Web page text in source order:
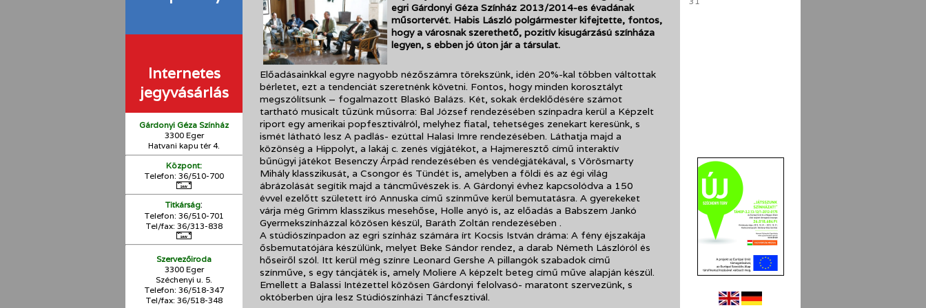
Internetes
jegyvásárlás
Gárdonyi Géza Színház
3300 Eger
Hatvani kapu tér 4.
Központ:
Telefon: 36/510-700
Titkárság:
Telefon: 36/510-701
Tel/fax: 36/313-838
Szervezőiroda
3300 Eger
Széchenyi u. 5.
Telefon: 36/518-347
Tel/fax: 36/518-348
egri Gárdonyi Géza Színház 2013/2014-es évadának
műsortervét. Habis László polgármester kifejtette, fontos,
hogy a városnak szerethető, pozitív kisugárzású színháza
legyen, s ebben jó úton jár a társulat.
Előadásainkkal egyre nagyobb nézőszámra törekszünk, idén 20%-kal többen váltottak
bérletet, ezt a tendenciát szeretnénk követni. Fontos, hogy minden korosztályt
megszólítsunk – fogalmazott Blaskó Balázs. Két, sokak érdeklődésére számot
tartható musicalt tűzünk műsorra: Bal József rendezésében színpadra kerül a Képzelt
riport egy amerikai popfesztiválról, melyhez fiatal, tehetséges zenekart keresünk, s
ismét látható lesz A padlás- ezúttal Halasi Imre rendezésében. Láthatja majd a
közönség a Hippolyt, a lakáj c. zenés vígjátékot, a Hajmeresztő című interaktív
bűnügyi játékot Besenczy Árpád rendezésében és vendégjátékával, s Vörösmarty
Mihály klasszikusát, a Csongor és Tündét is, amelyben a földi és az égi világ
ábrázolását segítik majd a táncművészek is. A Gárdonyi évhez kapcsolódva a 150
évvel ezelőtt született író Annuska című színműve kerül bemutatásra. A gyerekeket
várja még Grimm klasszikus mesehőse, Holle anyó is, az előadás a Babszem Jankó
Gyermekszínházzal közösen készül, Baráth Zoltán rendezésében .
A stúdiószínpadon az egri színház számára írt Kocsis István dráma: A fény éjszakája
ősbemutatójára készülünk, melyet Beke Sándor rendez, a darab Németh Lászlóról és
hőseiről szól. Itt kerül még színre Leonard Gershe A pillangók szabadok című
színműve, s egy táncjáték is, amely Moliere A képzelt beteg című műve alapján készül.
Emellett a Balassi Intézettel közösen Gárdonyi felolvasó- maratont szervezünk, s
októberben újra lesz Stúdiószínházi Táncfesztivál.